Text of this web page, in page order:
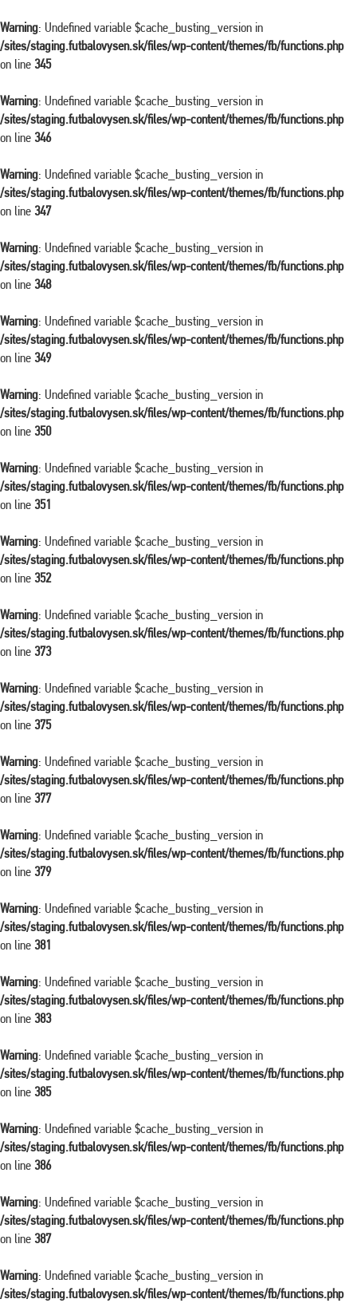
Warning: Undefined variable $cache_busting_version in
/sites/staging.futbalovysen.sk/files/wp-content/themes/fb/functions.php
on line 345
Warning: Undefined variable $cache_busting_version in
/sites/staging.futbalovysen.sk/files/wp-content/themes/fb/functions.php
on line 346
Warning: Undefined variable $cache_busting_version in
/sites/staging.futbalovysen.sk/files/wp-content/themes/fb/functions.php
on line 347
Warning: Undefined variable $cache_busting_version in
/sites/staging.futbalovysen.sk/files/wp-content/themes/fb/functions.php
on line 348
Warning: Undefined variable $cache_busting_version in
/sites/staging.futbalovysen.sk/files/wp-content/themes/fb/functions.php
on line 349
Warning: Undefined variable $cache_busting_version in
/sites/staging.futbalovysen.sk/files/wp-content/themes/fb/functions.php
on line 350
Warning: Undefined variable $cache_busting_version in
/sites/staging.futbalovysen.sk/files/wp-content/themes/fb/functions.php
on line 351
Warning: Undefined variable $cache_busting_version in
/sites/staging.futbalovysen.sk/files/wp-content/themes/fb/functions.php
on line 352
Warning: Undefined variable $cache_busting_version in
/sites/staging.futbalovysen.sk/files/wp-content/themes/fb/functions.php
on line 373
Warning: Undefined variable $cache_busting_version in
/sites/staging.futbalovysen.sk/files/wp-content/themes/fb/functions.php
on line 375
Warning: Undefined variable $cache_busting_version in
/sites/staging.futbalovysen.sk/files/wp-content/themes/fb/functions.php
on line 377
Warning: Undefined variable $cache_busting_version in
/sites/staging.futbalovysen.sk/files/wp-content/themes/fb/functions.php
on line 379
Warning: Undefined variable $cache_busting_version in
/sites/staging.futbalovysen.sk/files/wp-content/themes/fb/functions.php
on line 381
Warning: Undefined variable $cache_busting_version in
/sites/staging.futbalovysen.sk/files/wp-content/themes/fb/functions.php
on line 383
Warning: Undefined variable $cache_busting_version in
/sites/staging.futbalovysen.sk/files/wp-content/themes/fb/functions.php
on line 385
Warning: Undefined variable $cache_busting_version in
/sites/staging.futbalovysen.sk/files/wp-content/themes/fb/functions.php
on line 386
Warning: Undefined variable $cache_busting_version in
/sites/staging.futbalovysen.sk/files/wp-content/themes/fb/functions.php
on line 387
Warning: Undefined variable $cache_busting_version in
/sites/staging.futbalovysen.sk/files/wp-content/themes/fb/functions.php